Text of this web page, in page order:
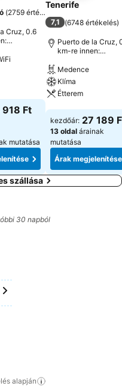
(2759 értékelés
Cruz, 0.6
918 Ft
mutatása
Tenerife
7,1 (6748 értékelés)
Puerto de la Cruz,
km-re innen:
Medence
Klíma
Étterem
Árak
kezdőár: 27 189
13 oldal árainak
mutatása
Árak megjelenítése
szállása
30 napból
alapján